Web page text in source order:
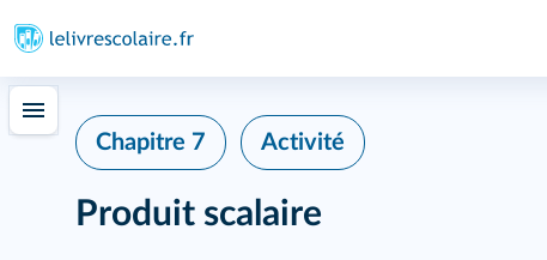
Chapitre 7 Activité
Produit scalaire